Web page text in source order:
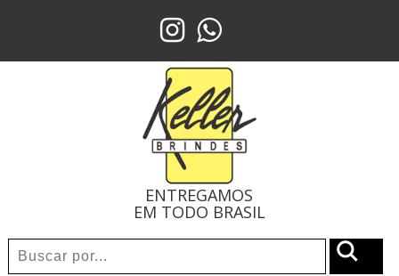
ENTREGAMOS
EM TODO BRASIL